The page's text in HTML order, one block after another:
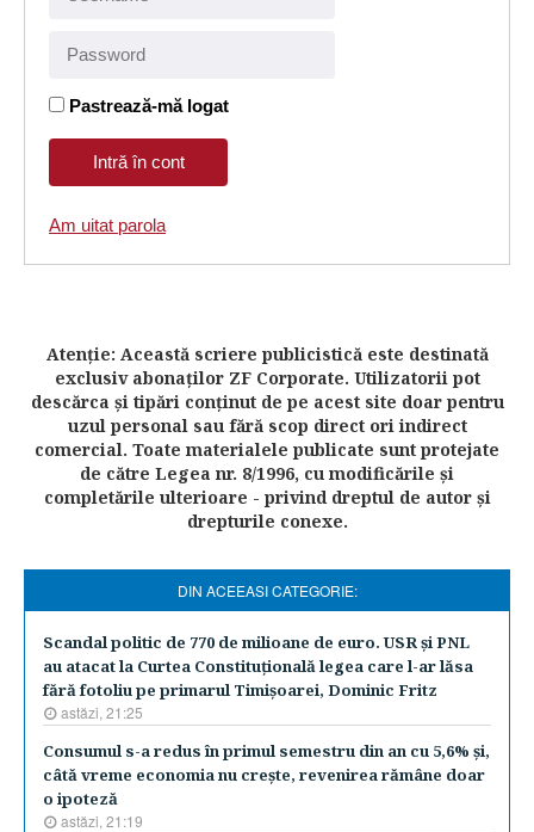
Pastrează-mă logat
Am uitat parola
Atenţie: Această scriere publicistică este destinată
exclusiv abonaţilor ZF Corporate. Utilizatorii pot
descărca şi tipări conţinut de pe acest site doar pentru
uzul personal sau fără scop direct ori indirect
comercial. Toate materialele publicate sunt protejate
de către Legea nr. 8/1996, cu modificările şi
completările ulterioare - privind dreptul de autor şi
drepturile conexe.
DIN ACEEASI CATEGORIE:
Scandal politic de 770 de milioane de euro. USR şi PNL
au atacat la Curtea Constituţională legea care l-ar lăsa
fără fotoliu pe primarul Timişoarei, Dominic Fritz
astăzi, 21:25
Consumul s-a redus în primul semestru din an cu 5,6% şi,
câtă vreme economia nu creşte, revenirea rămâne doar
o ipoteză
astăzi, 21:19